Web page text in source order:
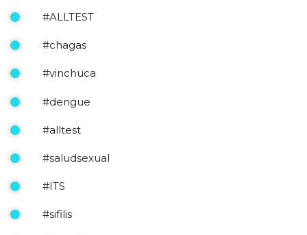
#ALLTEST
#chagas
#vinchuca
#dengue
#alltest
#saludsexual
#ITS
#sifilis